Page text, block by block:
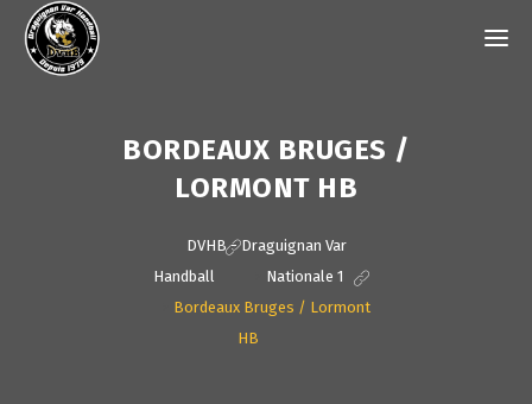
BORDEAUX BRUGES /
LORMONT HB
DVHB - Draguignan Var
Handball
Nationale 1
Bordeaux Bruges / Lormont
HB